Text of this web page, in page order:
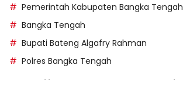
Pemerintah Kabupaten Bangka Tengah
Bangka Tengah
Bupati Bateng Algafry Rahman
Polres Bangka Tengah